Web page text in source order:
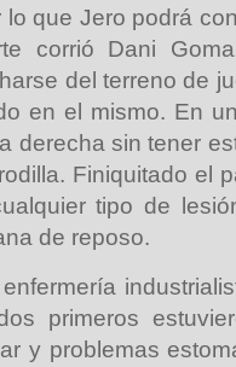
que Jero podrá
corrió Dani
del terreno de
en el mismo. En
derecha sin tener
Finiquitado el
tipo de
de reposo.
primeros
y problemas